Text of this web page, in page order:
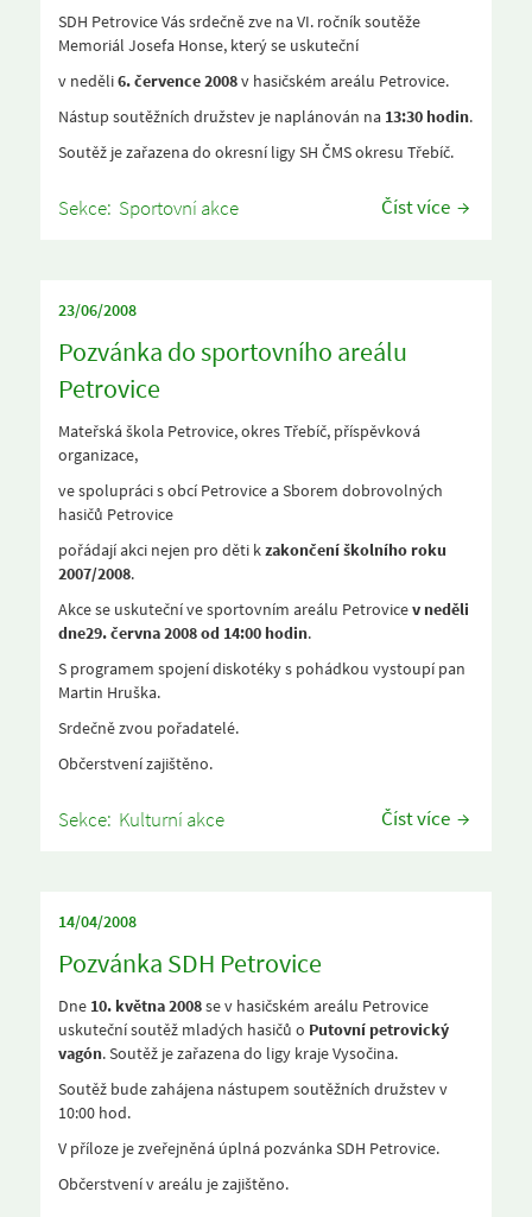
SDH Petrovice Vás srdečně zve na VI. ročník soutěže
Memoriál Josefa Honse, který se uskuteční
v neděli6. července 2008v hasičském areálu Petrovice.
Nástup soutěžních družstev je naplánován na 13:30 hodin.
Soutěž je zařazena do okresní ligy SH ČMS okresu Třebíč.
Sekce: Sportovní akce Číst více
23/06/2008
Pozvánka do sportovního areálu
Petrovice
Mateřská škola Petrovice, okres Třebíč, příspěvková
organizace,
ve spolupráci s obcí Petrovice a Sborem dobrovolných
hasičů Petrovice
pořádají akci nejen pro děti kzakončení školního roku
2007/2008.
Akce se uskuteční ve sportovním areálu Petrovicev neděli
dne29. června 2008 od 14:00 hodin.
S programem spojení diskotéky s pohádkou vystoupí pan
Martin Hruška.
Srdečně zvou pořadatelé.
Občerstvení zajištěno.
Sekce: Kulturní akce Číst více
14/04/2008
Pozvánka SDH Petrovice
Dne 10. května 2008se v hasičském areálu Petrovice
uskuteční soutěž mladých hasičů o Putovní petrovický
vagón. Soutěž je zařazena do ligy kraje Vysočina.
Soutěž bude zahájena nástupem soutěžních družstev v
10:00 hod.
V příloze je zveřejněná úplná pozvánka SDH Petrovice.
Občerstvení v areálu je zajištěno.